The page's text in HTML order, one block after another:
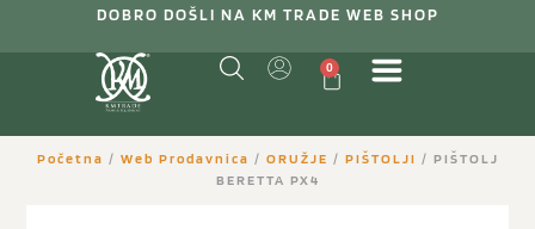
DOBRO DOŠLI NA KM TRADE WEB SHOP
0
Početna / Web Prodavnica / ORUŽJE / PIŠTOLJI / PIŠTOLJ
BERETTA PX4